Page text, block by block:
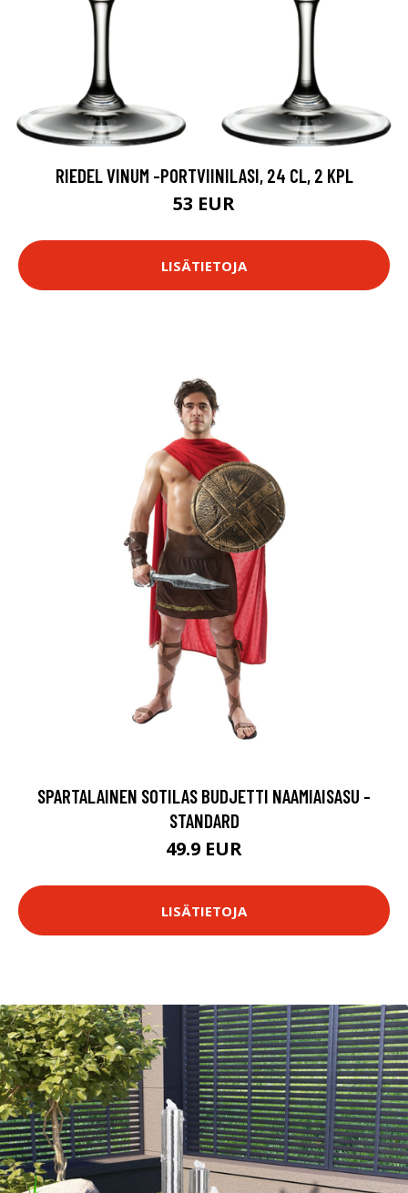
RIEDEL VINUM -PORTVIINILASI, 24 CL, 2 KPL
53 EUR
LISÄTIETOJA
SPARTALAINEN SOTILAS BUDJETTI NAAMIAISASU -
STANDARD
49.9 EUR
LISÄTIETOJA